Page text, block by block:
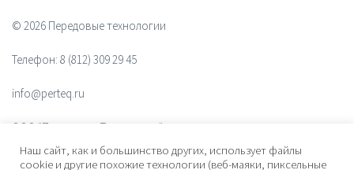
© 2026 Передовые технологии
Телефон: 8 (812) 309 29 45
info@perteq.ru
ООО "Передовые Технологии"
ОГРН 1117847072628
Наш сайт, как и большинство других, использует файлы
cookie и другие похожие технологии (веб-маяки, пиксельные